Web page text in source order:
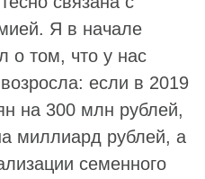
Я в начале
о том, что у нас
если в 2019
на 300 млн рублей,
миллиард рублей, а
семенного